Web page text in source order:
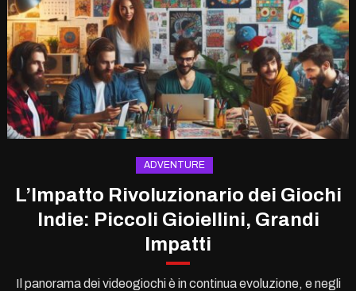
ADVENTURE
L’Impatto Rivoluzionario dei Giochi
Indie: Piccoli Gioiellini, Grandi
Impatti
Il panorama dei videogiochi è in continua evoluzione, e negli